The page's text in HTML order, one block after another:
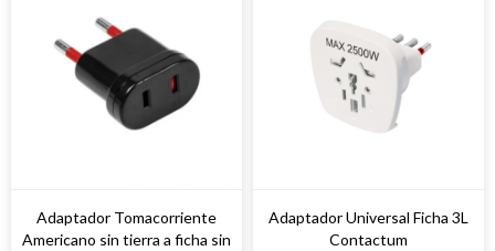
Adaptador Tomacorriente
Americano sin tierra a ficha sin
Adaptador Universal Ficha 3L
Contactum